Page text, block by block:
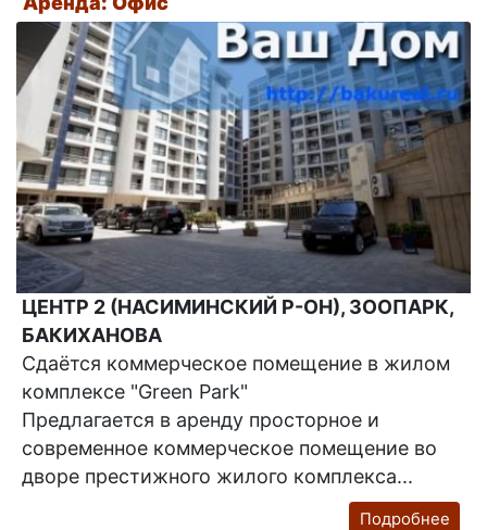
ЦЕНТР 2 (НАСИМИНСКИЙ Р-ОН), ЗООПАРК,
БАКИХАНОВА
Сдаётся коммерческое помещение в жилом
комплексе "Green Park"
Предлагается в аренду просторное и
современное коммерческое помещение во
дворе престижного жилого комплекса...
Подробнее